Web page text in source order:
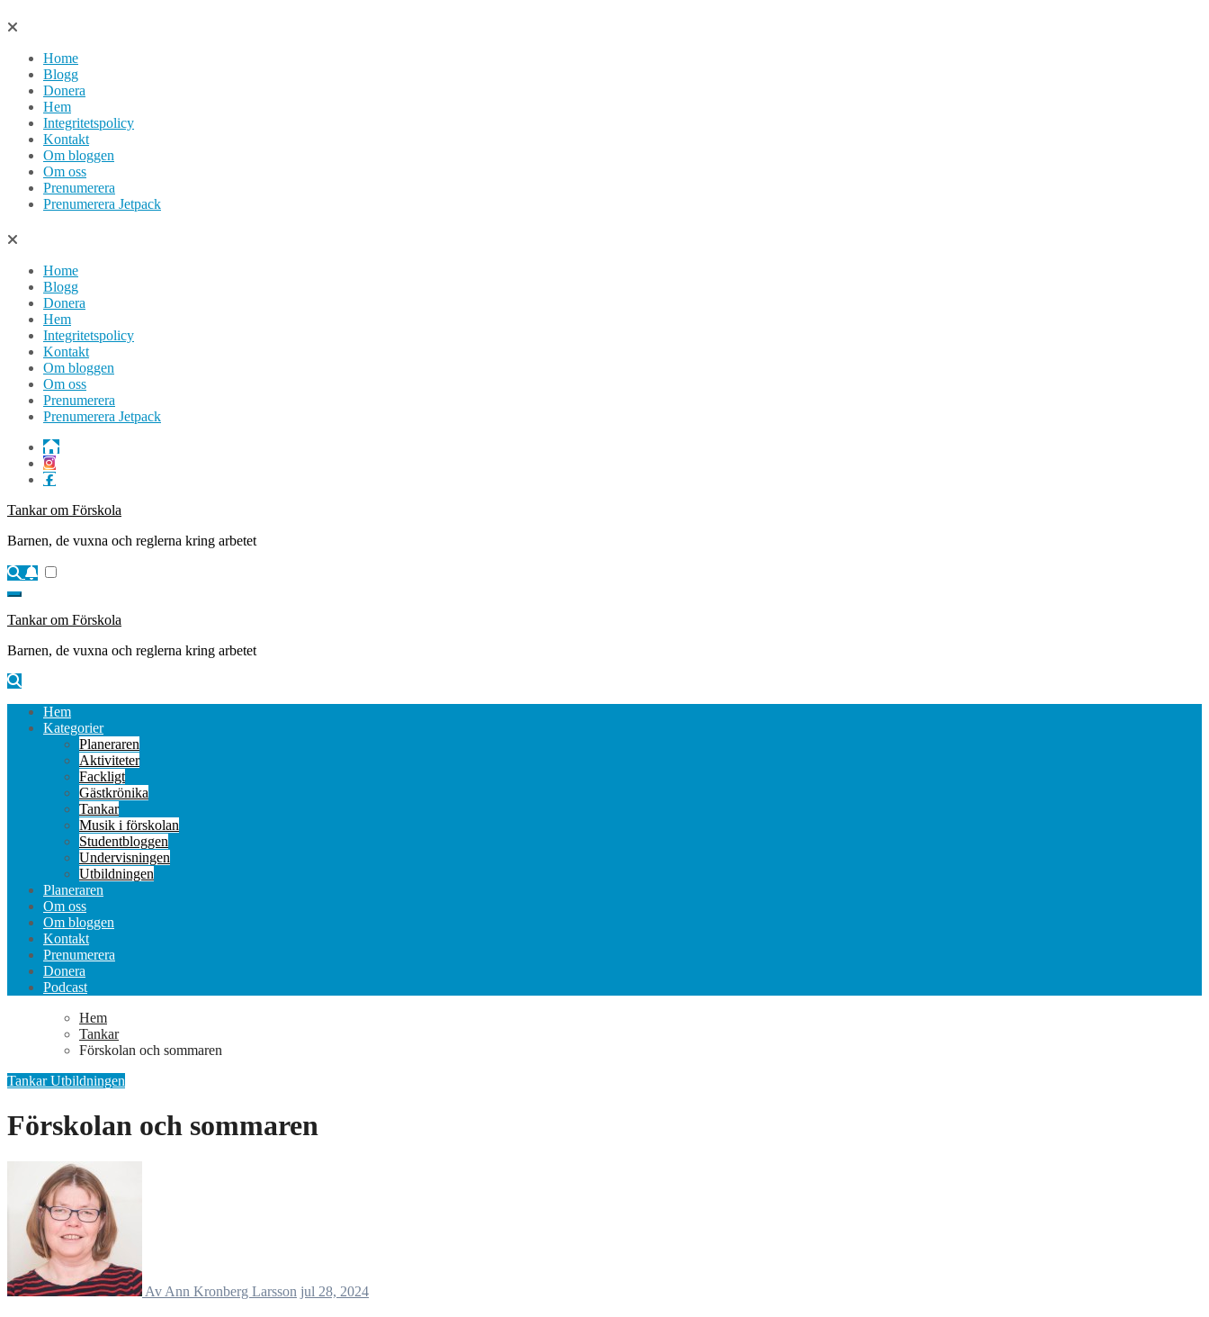
Hoppa
innehållHome
Blogg
Donera
Hem
Integritetspolicy
Kontakt
Om bloggen
Om oss
Prenumerera
Prenumerera Jetpack
Home
Blogg
Donera
Hem
Integritetspolicy
Kontakt
Om bloggen
Om oss
Prenumerera
Prenumerera Jetpack
Tankar om Förskola
Barnen, de vuxna och reglerna kring arbetet
Tankar om Förskola
Barnen, de vuxna och reglerna kring arbetet
Hem
Kategorier
Planeraren
Aktiviteter
Fackligt
Gästkrönika
Tankar
Musik i förskolan
Studentbloggen
Undervisningen
Utbildningen
Planeraren
Om oss
Om bloggen
Kontakt
Prenumerera
Donera
Podcast
Hem
Tankar
Förskolan och sommaren
TankarUtbildningen
Förskolan och sommaren
Av Ann Kronberg Larsson jul 28, 2024